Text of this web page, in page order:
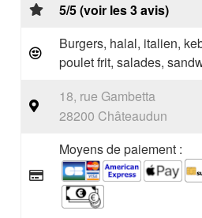
5/5 (voir les 3 avis)
Burgers, halal, italien,
poulet frit, salades,
18, rue Gambetta
28200 Châteaudun
Moyens de paiement :